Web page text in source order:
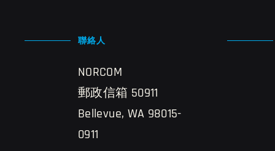
聯絡人
NORCOM
郵政信箱 50911
Bellevue, WA 98015-
0911